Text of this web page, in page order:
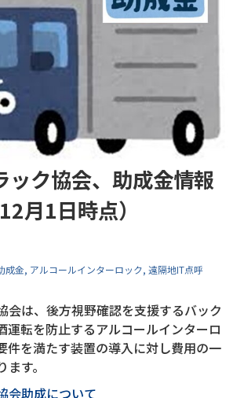
ック協会、助成金情報
月1日時点）
成金 アルコールインターロック 遠隔地IT点呼
会は、後方視野確認を支援するバック
運転を防止するアルコールインターロ
件を満たす装置の導入に対し費用の一
す。
会助成について